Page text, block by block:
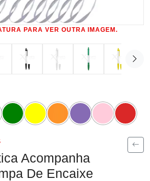
PARA VER OUTRA IMAGEM.
Acompanha
De Encaixe